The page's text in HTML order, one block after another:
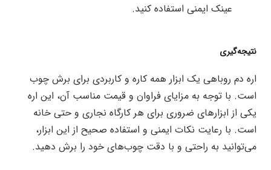
عینک ایمنی استفاده کنید.
نتیجه‌گیری
اره دم روباهی یک ابزار همه کاره و کاربردی برای برش چوب
است. با توجه به مزایای فراوان و قیمت مناسب آن، این اره
یکی از ابزارهای ضروری برای هر کارگاه نجاری و حتی خانه
است. با رعایت نکات ایمنی و استفاده صحیح از این ابزار،
می‌توانید به راحتی و با دقت چوب‌های خود را برش دهید.